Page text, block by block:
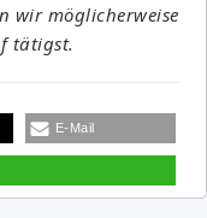
wir möglicherweise
tätigst.
E-Mail